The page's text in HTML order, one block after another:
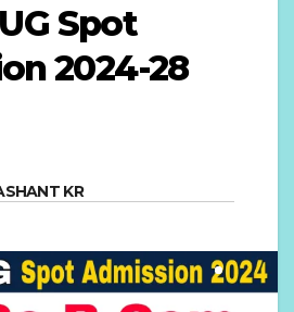
Spot
2024-28
KR